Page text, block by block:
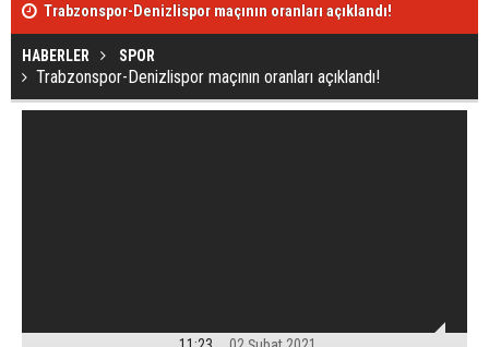
Trabzonspor-Denizlispor maçının oranları açıklandı!
HABERLER SPOR
Trabzonspor-Denizlispor maçının oranları açıklandı!